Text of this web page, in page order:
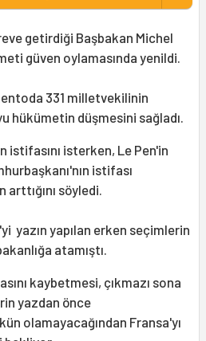
getirdiği Başbakan Michel
güven oylamasında yenildi.
331 milletvekilinin
hükümetin düşmesini sağladı.
istifasını isterken, Le Pen'in
istifası
söyledi.
yazın yapılan erken seçimlerin
atamıştı.
kaybetmesi, çıkmazı sona
yazdan önce
olamayacağından Fransa'yı